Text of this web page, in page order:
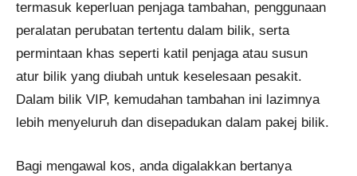
termasuk keperluan penjaga tambahan, penggunaan
peralatan perubatan tertentu dalam bilik, serta
permintaan khas seperti katil penjaga atau susun
atur bilik yang diubah untuk keselesaan pesakit.
Dalam bilik VIP, kemudahan tambahan ini lazimnya
lebih menyeluruh dan disepadukan dalam pakej bilik.
Bagi mengawal kos, anda digalakkan bertanya